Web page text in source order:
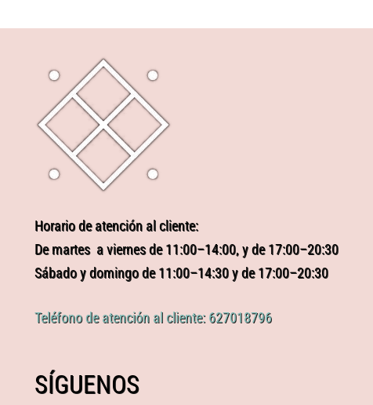
Horario de atención al cliente:
De martes a viernes de 11:00–14:00, y de 17:00–20:30
Sábado y domingo de 11:00–14:30 y de 17:00–20:30
Teléfono de atención al cliente: 627018796
SÍGUENOS